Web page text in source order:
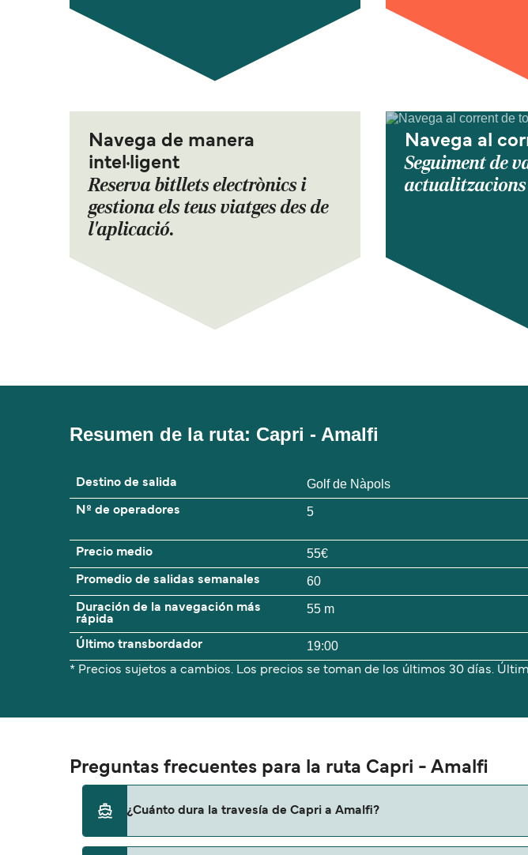
Navega de manera
intel·ligent
Reserva bitllets electrònics i
gestiona els teus viatges des de
l'aplicació.
Navega al
Seguiment de
actualitzacions
Resumen de la ruta: Capri - Amalfi
Destino de salida Golf de Nàpols
Nº de operadores 5
Precio medio 55€
Promedio de salidas semanales 60
Duración de la navegación más
rápida
55 m
Último transbordador 19:00
* Precios sujetos a cambios. Los precios se toman de los últimos 30 días.
Preguntas frecuentes para la ruta Capri - Amalfi
¿Cuánto dura la travesía de Capri a Amalfi?